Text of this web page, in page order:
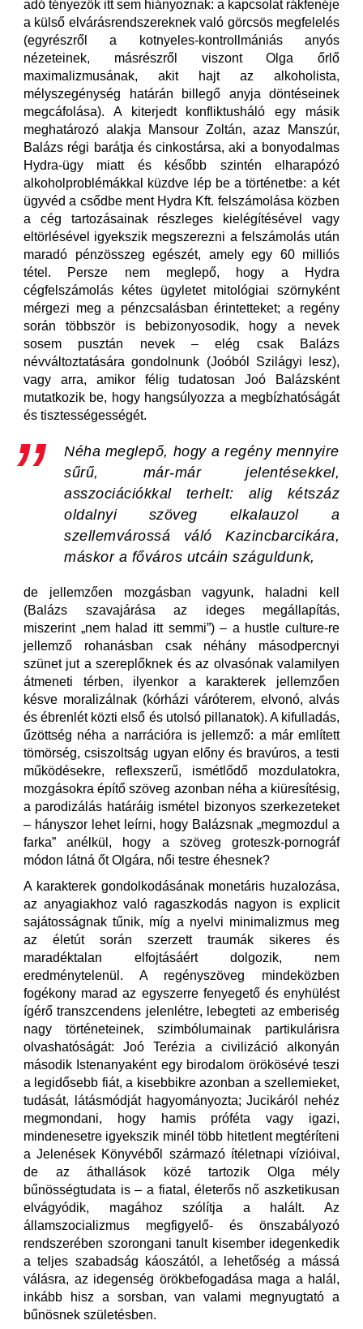
adó tényezők itt sem hiányoznak: a kapcsolat rákfenéje
a külső elvárásrendszereknek való görcsös megfelelés
(egyrészről a kotnyeles-kontrollmániás anyós
nézeteinek, másrészről viszont Olga őrlő
maximalizmusának, akit hajt az alkoholista,
mélyszegénység határán billegő anyja döntéseinek
megcáfolása). A kiterjedt konfliktusháló egy másik
meghatározó alakja Mansour Zoltán, azaz Manszúr,
Balázs régi barátja és cinkostársa, aki a bonyodalmas
Hydra-ügy miatt és később szintén elharapózó
alkoholproblémákkal küzdve lép be a történetbe: a két
ügyvéd a csődbe ment Hydra Kft. felszámolása közben
a cég tartozásainak részleges kielégítésével vagy
eltörlésével igyekszik megszerezni a felszámolás után
maradó pénzösszeg egészét, amely egy 60 milliós
tétel. Persze nem meglepő, hogy a Hydra
cégfelszámolás kétes ügyletet mitológiai szörnyként
mérgezi meg a pénzcsalásban érintetteket; a regény
során többször is bebizonyosodik, hogy a nevek
sosem pusztán nevek – elég csak Balázs
névváltoztatására gondolnunk (Joóból Szilágyi lesz),
vagy arra, amikor félig tudatosan Joó Balázsként
mutatkozik be, hogy hangsúlyozza a megbízhatóságát
és tisztességességét.
Néha meglepő, hogy a regény mennyire
sűrű, már-már jelentésekkel,
asszociációkkal terhelt: alig kétszáz
oldalnyi szöveg elkalauzol a
szellemvárossá váló Kazincbarcikára,
máskor a főváros utcáin száguldunk,
de jellemzően mozgásban vagyunk, haladni kell
(Balázs szavajárása az ideges megállapítás,
miszerint „nem halad itt semmi”) – a hustle culture-re
jellemző rohanásban csak néhány másodpercnyi
szünet jut a szereplőknek és az olvasónak valamilyen
átmeneti térben, ilyenkor a karakterek jellemzően
késve moralizálnak (kórházi váróterem, elvonó, alvás
és ébrenlét közti első és utolsó pillanatok). A kifulladás,
űzöttség néha a narrációra is jellemző: a már említett
tömörség, csiszoltság ugyan előny és bravúros, a testi
működésekre, reflexszerű, ismétlődő mozdulatokra,
mozgásokra építő szöveg azonban néha a kiüresítésig,
a parodizálás határáig ismétel bizonyos szerkezeteket
– hányszor lehet leírni, hogy Balázsnak „megmozdul a
farka” anélkül, hogy a szöveg groteszk-pornográf
módon látná őt Olgára, női testre éhesnek?
A karakterek gondolkodásának monetáris huzalozása,
az anyagiakhoz való ragaszkodás nagyon is explicit
sajátosságnak tűnik, míg a nyelvi minimalizmus meg
az életút során szerzett traumák sikeres és
maradéktalan elfojtásáért dolgozik, nem
eredménytelenül. A regényszöveg mindeközben
fogékony marad az egyszerre fenyegető és enyhülést
ígérő transzcendens jelenlétre, lebegteti az emberiség
nagy történeteinek, szimbólumainak partikulárisra
olvashatóságát: Joó Terézia a civilizáció alkonyán
második Istenanyaként egy birodalom örökösévé teszi
a legidősebb fiát, a kisebbikre azonban a szellemieket,
tudását, látásmódját hagyományozta; Jucikáról nehéz
megmondani, hogy hamis próféta vagy igazi,
mindenesetre igyekszik minél több hitetlent megtéríteni
a Jelenések Könyvéből származó ítéletnapi vízióival,
de az áthallások közé tartozik Olga mély
bűnösségtudata is – a fiatal, életerős nő aszketikusan
elvágyódik, magához szólítja a halált. Az
államszocializmus megfigyelő- és önszabályozó
rendszerében szorongani tanult kisember idegenkedik
a teljes szabadság káoszától, a lehetőség a mássá
válásra, az idegenség örökbefogadása maga a halál,
inkább hisz a sorsban, van valami megnyugtató a
bűnösnek születésben.